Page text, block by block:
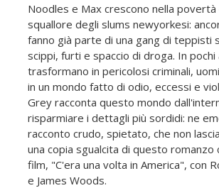
Noodles e Max crescono nella povertà
squallore degli slums newyorkesi:
fanno già parte di una gang di teppisti
scippi, furti e spaccio di droga. In pochi
trasformano in pericolosi criminali,
in un mondo fatto di odio, eccessi e
Grey racconta questo mondo
risparmiare i dettagli più sordidi: ne
racconto crudo, spietato, che non
una copia sgualcita di questo romanzo
film, "C'era una volta in America", con
e James Woods.